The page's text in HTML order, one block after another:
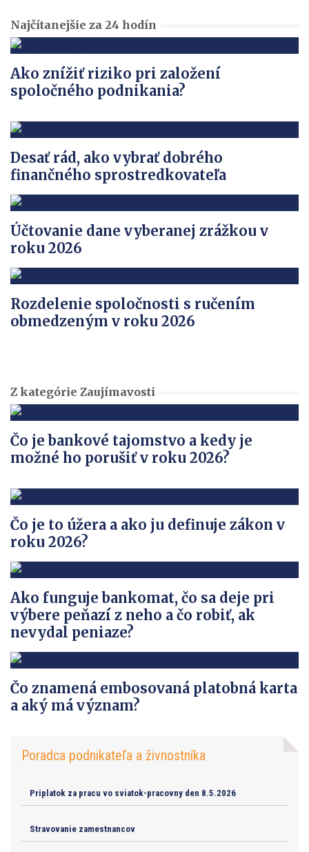
Najčítanejšie za 24 hodín
Ako znížiť riziko pri založení
spoločného podnikania?
Desať rád, ako vybrať dobrého
finančného sprostredkovateľa
Účtovanie dane vyberanej zrážkou v
roku 2026
Rozdelenie spoločnosti s ručením
obmedzeným v roku 2026
Z kategórie Zaujímavosti
Čo je bankové tajomstvo a kedy je
možné ho porušiť v roku 2026?
Čo je to úžera a ako ju definuje zákon v
roku 2026?
Ako funguje bankomat, čo sa deje pri
výbere peňazí z neho a čo robiť, ak
nevydal peniaze?
Čo znamená embosovaná platobná karta
a aký má význam?
Poradca podnikateľa a živnostníka
Priplatok za pracu vo sviatok-pracovny den 8.5.2026
Stravovanie zamestnancov